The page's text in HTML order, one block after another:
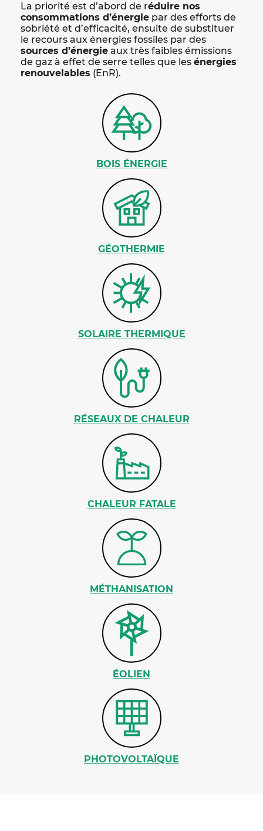
La priorité est d’abord de réduire nos
consommations d’énergie par des efforts de
sobriété et d’efficacité, ensuite de substituer
le recours aux énergies fossiles par des
sources d’énergie aux très faibles émissions
de gaz à effet de serre telles que les énergies
renouvelables (EnR).
BOIS ÉNERGIE
GÉOTHERMIE
SOLAIRE THERMIQUE
RÉSEAUX DE CHALEUR
CHALEUR FATALE
MÉTHANISATION
ÉOLIEN
PHOTOVOLTAÏQUE